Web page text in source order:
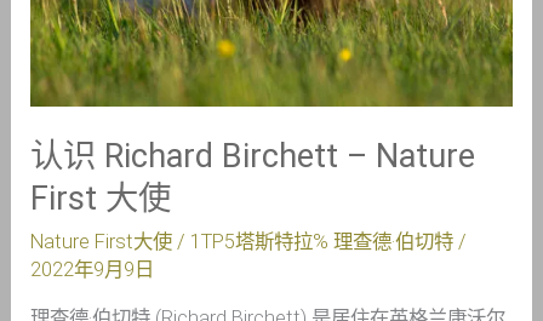
认识 Richard Birchett – Nature
First 大使
Nature First大使 / 1TP5塔斯特拉% 理查德·伯切特 /
2022年9月9日
大
使